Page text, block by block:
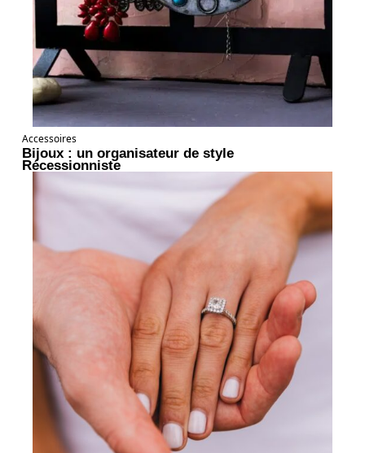
Accessoires
Bijoux : un organisateur de style
Récessionniste